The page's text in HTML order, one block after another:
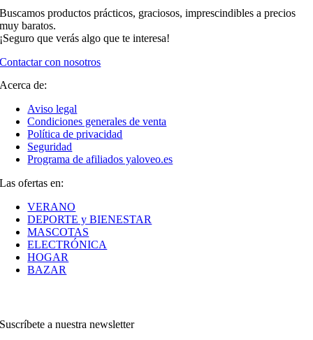
Buscamos productos prácticos, graciosos, imprescindibles a precios
muy baratos.
¡Seguro que verás algo que te interesa!
Contactar con nosotros
Acerca de:
Aviso legal
Condiciones generales de venta
Política de privacidad
Seguridad
Programa de afiliados yaloveo.es
Las ofertas en:
VERANO
DEPORTE y BIENESTAR
MASCOTAS
ELECTRÓNICA
HOGAR
BAZAR
Suscríbete a nuestra newsletter